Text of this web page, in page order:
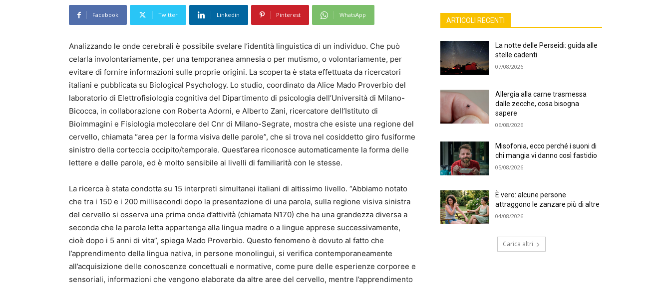
Facebook Twitter Linkedin Pinterest WhatsApp
Analizzando le onde cerebrali è possibile svelare l’identità linguistica di un individuo. Che può
celarla involontariamente, per una temporanea amnesia o per mutismo, o volontariamente, per
evitare di fornire informazioni sulle proprie origini. La scoperta è stata effettuata da ricercatori
italiani e pubblicata su Biological Psychology. Lo studio, coordinato da Alice Mado Proverbio del
laboratorio di Elettrofisiologia cognitiva del Dipartimento di psicologia dell’Università di Milano-
Bicocca, in collaborazione con Roberta Adorni, e Alberto Zani, ricercatore dell’Istituto di
Bioimmagini e Fisiologia molecolare del Cnr di Milano-Segrate, mostra che esiste una regione del
cervello, chiamata “area per la forma visiva delle parole”, che si trova nel cosiddetto giro fusiforme
sinistro della corteccia occipito/temporale. Quest’area riconosce automaticamente la forma delle
lettere e delle parole, ed è molto sensibile ai livelli di familiarità con le stesse.
La ricerca è stata condotta su 15 interpreti simultanei italiani di altissimo livello. “Abbiamo notato
che tra i 150 e i 200 millisecondi dopo la presentazione di una parola, sulla regione visiva sinistra
del cervello si osserva una prima onda d’attività (chiamata N170) che ha una grandezza diversa a
seconda che la parola letta appartenga alla lingua madre o a lingue apprese successivamente,
cioè dopo i 5 anni di vita”, spiega Mado Proverbio. Questo fenomeno è dovuto al fatto che
l’apprendimento della lingua nativa, in persone monolingui, si verifica contemporaneamente
all’acquisizione delle conoscenze concettuali e normative, come pure delle esperienze corporee e
sensoriali, informazioni che vengono elaborate da altre aree del cervello, mentre l’apprendimento
ARTICOLI RECENTI
La notte delle Perseidi: guida alle
stelle cadenti
07/08/2026
Allergia alla carne trasmessa
dalle zecche, cosa bisogna
sapere
06/08/2026
Misofonia, ecco perché i suoni di
chi mangia vi danno così fastidio
05/08/2026
È vero: alcune persone
attraggono le zanzare più di altre
04/08/2026
Carica altri